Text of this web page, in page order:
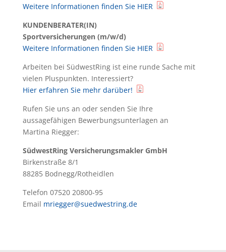
Weitere Informationen finden Sie HIER
KUNDENBERATER(IN)
Sportversicherungen (m/w/d)
Weitere Informationen finden Sie HIER
Arbeiten bei SüdwestRing ist eine runde Sache mit
vielen Pluspunkten. Interessiert?
Hier erfahren Sie mehr darüber!
Rufen Sie uns an oder senden Sie Ihre
aussagefähigen Bewerbungsunterlagen an
Martina Riegger:
SüdwestRing Versicherungsmakler GmbH
Birkenstraße 8/1
88285 Bodnegg/Rotheidlen
Telefon 07520 20800-95
Email mriegger@suedwestring.de